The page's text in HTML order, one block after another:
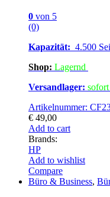
0 von 5
(0)
Kapazität: 4.500
Shop: Lagernd
Versandlager:
Artikelnummer:
€ 49,00
Add to cart
Brands:
HP
Add to wishlist
Compare
Büro & Business,